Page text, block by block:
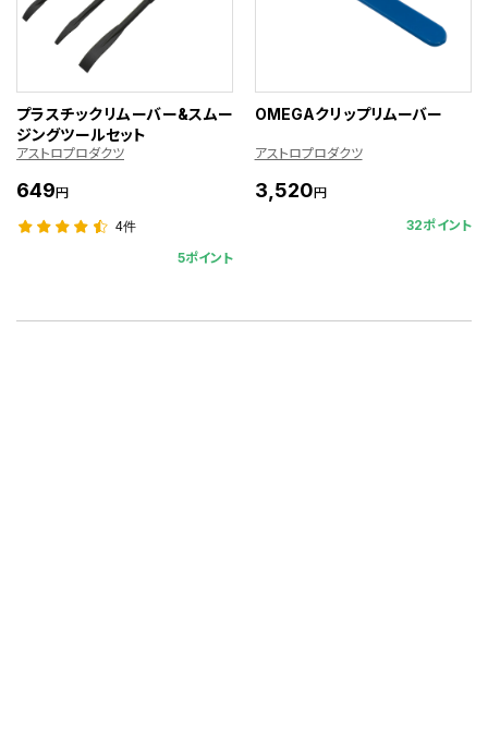
プラスチックリムーバー&スムー
ジングツールセット
アストロプロダクツ
649円
4件
5ポイント
OMEGAクリップリムーバー
アストロプロダクツ
3,520円
32ポイント